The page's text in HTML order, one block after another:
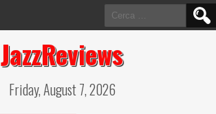
Ricerca
per:
JazzReviews
Friday, August 7, 2026